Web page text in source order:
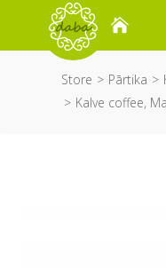
Store Pārtika
Kalve coffee,